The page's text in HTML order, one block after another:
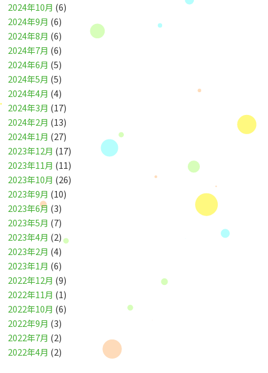
2024年10月 (6)
2024年9月 (6)
2024年8月 (6)
2024年7月 (6)
2024年6月 (5)
2024年5月 (5)
2024年4月 (4)
2024年3月 (17)
2024年2月 (13)
2024年1月 (27)
2023年12月 (17)
2023年11月 (11)
2023年10月 (26)
2023年9月 (10)
2023年6月 (3)
2023年5月 (7)
2023年4月 (2)
2023年2月 (4)
2023年1月 (6)
2022年12月 (9)
2022年11月 (1)
2022年10月 (6)
2022年9月 (3)
2022年7月 (2)
2022年4月 (2)